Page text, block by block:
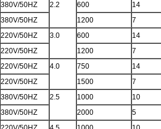
380V/50HZ 2.2 600
14
380V/50HZ 1200
7
220V/50HZ 3.0 600
14
220V/50HZ 1200
7
220V/50HZ 4.0 750
14
220V/50HZ 1500
7
380V/50HZ 2.5 1000
10
380V/50HZ 2000
5